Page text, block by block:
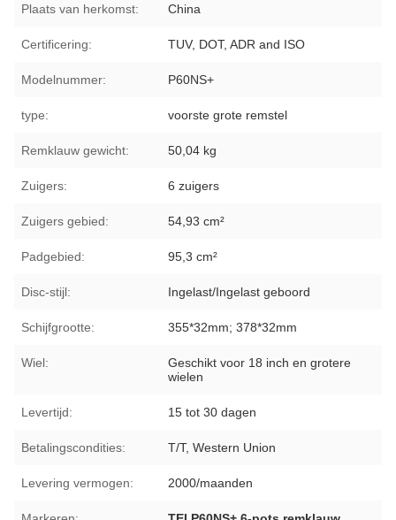
Plaats van herkomst: China
Certificering: TUV, DOT, ADR and ISO
Modelnummer: P60NS+
type: voorste grote remstel
Remklauw gewicht: 50,04 kg
Zuigers: 6 zuigers
Zuigers gebied: 54,93 cm²
Padgebied: 95,3 cm²
Disc-stijl: Ingelast/Ingelast geboord
Schijfgrootte: 355*32mm; 378*32mm
Wiel:
Geschikt voor 18 inch en grotere
wielen
Levertijd: 15 tot 30 dagen
Betalingscondities: T/T, Western Union
Levering vermogen: 2000/maanden